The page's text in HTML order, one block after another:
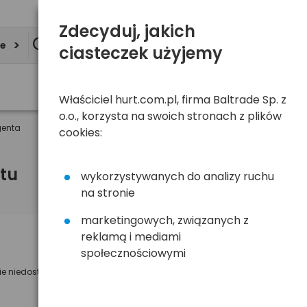
niedostępny
Powiadom mnie o dostępności
Zdecyduj, jakich
ciasteczek użyjemy
Właściciel hurt.com.pl, firma Baltrade Sp. z
o.o., korzysta na swoich stronach z plików
cookies:
wykorzystywanych do analizy ruchu
na stronie
marketingowych, związanych z
reklamą i mediami
społecznościowymi